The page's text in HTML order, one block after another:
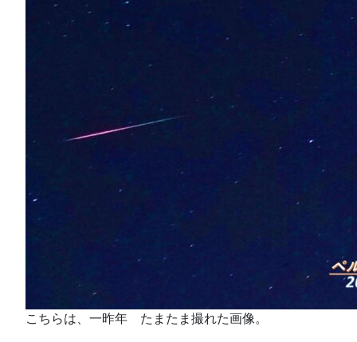
こちらは、一昨年 たまたま撮れた画像。